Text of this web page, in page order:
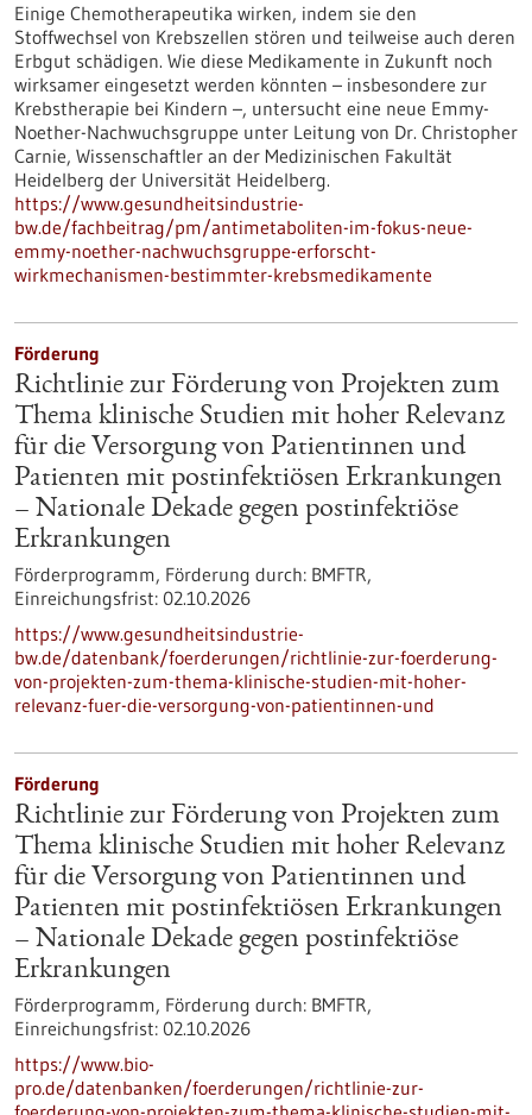
Einige Chemotherapeutika wirken, indem sie den
Stoffwechsel von Krebszellen stören und teilweise auch deren
Erbgut schädigen. Wie diese Medikamente in Zukunft noch
wirksamer eingesetzt werden könnten – insbesondere zur
Krebstherapie bei Kindern –, untersucht eine neue Emmy-
Noether-Nachwuchsgruppe unter Leitung von Dr. Christopher
Carnie, Wissenschaftler an der Medizinischen Fakultät
Heidelberg der Universität Heidelberg.
https://www.gesundheitsindustrie-
bw.de/fachbeitrag/pm/antimetaboliten-im-fokus-neue-
emmy-noether-nachwuchsgruppe-erforscht-
wirkmechanismen-bestimmter-krebsmedikamente
Förderung
Richtlinie zur Förderung von Projekten zum
Thema klinische Studien mit hoher Relevanz
für die Versorgung von Patientinnen und
Patienten mit postinfektiösen Erkrankungen
– Nationale Dekade gegen postinfektiöse
Erkrankungen
Förderprogramm, Förderung durch: BMFTR,
Einreichungsfrist: 02.10.2026
https://www.gesundheitsindustrie-
bw.de/datenbank/foerderungen/richtlinie-zur-foerderung-
von-projekten-zum-thema-klinische-studien-mit-hoher-
relevanz-fuer-die-versorgung-von-patientinnen-und
Förderung
Richtlinie zur Förderung von Projekten zum
Thema klinische Studien mit hoher Relevanz
für die Versorgung von Patientinnen und
Patienten mit postinfektiösen Erkrankungen
– Nationale Dekade gegen postinfektiöse
Erkrankungen
Förderprogramm, Förderung durch: BMFTR,
Einreichungsfrist: 02.10.2026
https://www.bio-
pro.de/datenbanken/foerderungen/richtlinie-zur-